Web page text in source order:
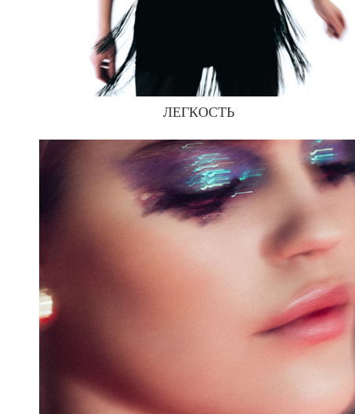
ЛЕГКОСТЬ